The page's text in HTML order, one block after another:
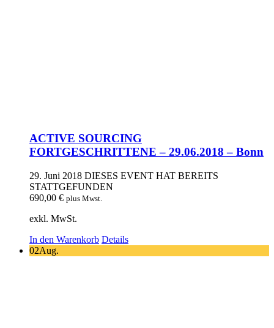
ACTIVE SOURCING
FORTGESCHRITTENE – 29.06.2018 – Bonn
29. Juni 2018 DIESES EVENT HAT BEREITS
STATTGEFUNDEN
690,00 € plus Mwst.
exkl. MwSt.
In den Warenkorb Details
02Aug.